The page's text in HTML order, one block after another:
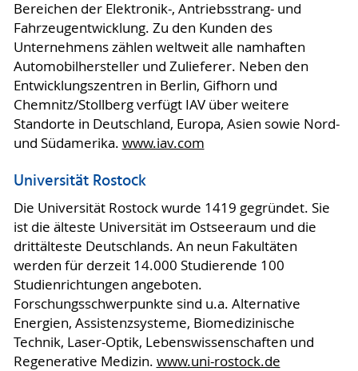
Bereichen der Elektronik-, Antriebsstrang- und
Fahrzeugentwicklung. Zu den Kunden des
Unternehmens zählen weltweit alle namhaften
Automobilhersteller und Zulieferer. Neben den
Entwicklungszentren in Berlin, Gifhorn und
Chemnitz/Stollberg verfügt IAV über weitere
Standorte in Deutschland, Europa, Asien sowie Nord-
und Südamerika. www.iav.com
Universität Rostock
Die Universität Rostock wurde 1419 gegründet. Sie
ist die älteste Universität im Ostseeraum und die
drittälteste Deutschlands. An neun Fakultäten
werden für derzeit 14.000 Studierende 100
Studienrichtungen angeboten.
Forschungsschwerpunkte sind u.a. Alternative
Energien, Assistenzsysteme, Biomedizinische
Technik, Laser-Optik, Lebenswissenschaften und
Regenerative Medizin. www.uni-rostock.de